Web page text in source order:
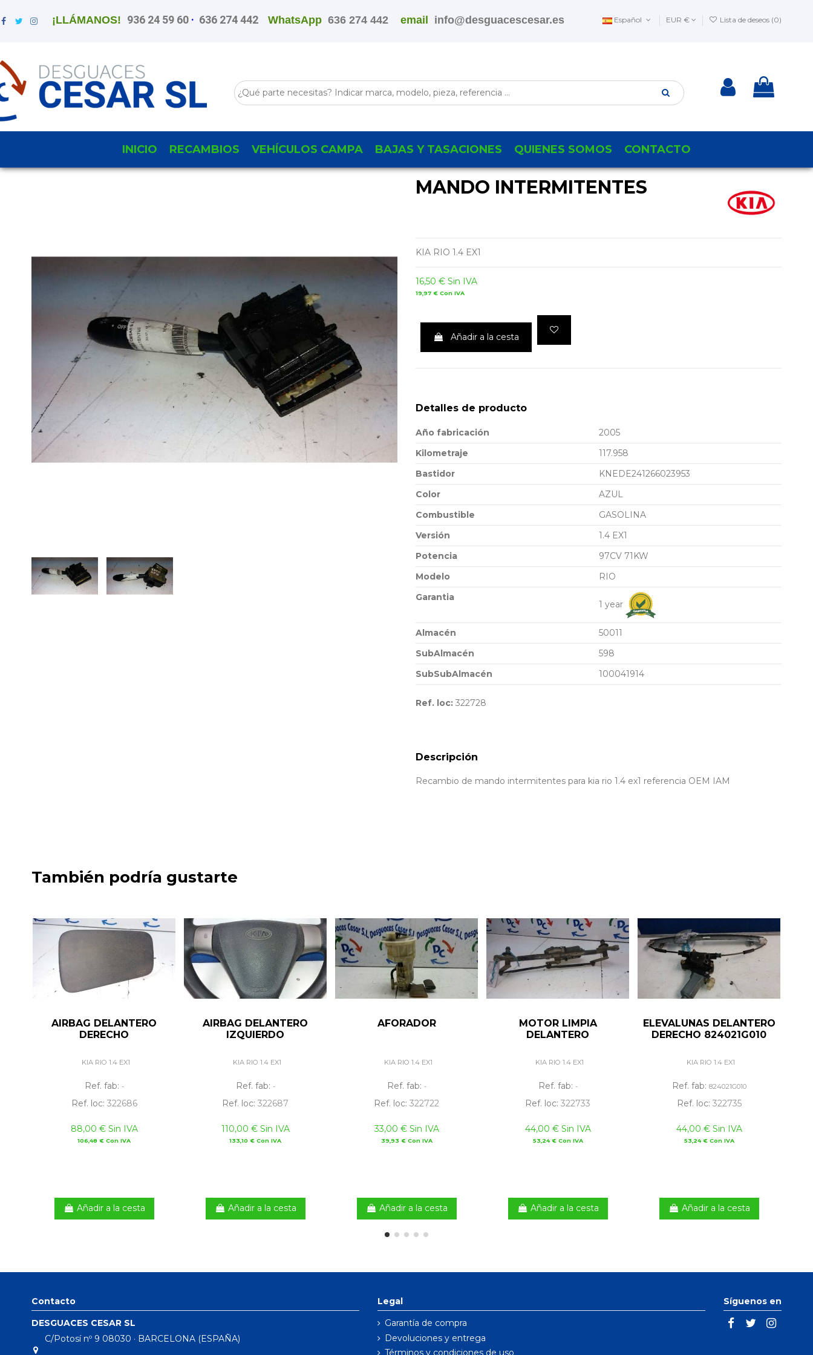
¡LLÁMANOS! 936 24 59 60 · 636 274 442 WhatsApp636 274 442 email info@desguacescesar.es Español EUR € Lista de deseos (0)
INICIO RECAMBIOS VEHÍCULOS CAMPA BAJAS Y TASACIONES QUIENES SOMOS CONTACTO
MANDO INTERMITENTES
KIA RIO 1.4 EX1
16,50 € Sin IVA
19,97 € Con IVA
Añadir a la cesta
Detalles de producto
Año fabricación
2005
Kilometraje
117.958
Bastidor
KNEDE241266023953
Color
AZUL
Combustible
GASOLINA
Versión
1.4 EX1
Potencia
97CV 71KW
Modelo
RIO
Garantia
1 year
Almacén
50011
SubAlmacén
598
SubSubAlmacén
100041914
Ref. loc: 322728
Descripción
Recambio de mando intermitentes para kia rio 1.4 ex1 referencia OEM IAM
También podría gustarte
AIRBAG DELANTERO
DERECHO
KIA RIO 1.4 EX1
Ref. fab: -
Ref. loc: 322686
88,00 € Sin IVA
106,48 € Con IVA
Añadir a la cesta
AIRBAG DELANTERO
IZQUIERDO
KIA RIO 1.4 EX1
Ref. fab: -
Ref. loc: 322687
110,00 € Sin IVA
133,10 € Con IVA
Añadir a la cesta
AFORADOR
KIA RIO 1.4 EX1
Ref. fab: -
Ref. loc: 322722
33,00 € Sin IVA
39,93 € Con IVA
Añadir a la cesta
MOTOR LIMPIA
DELANTERO
KIA RIO 1.4 EX1
Ref. fab: -
Ref. loc: 322733
44,00 € Sin IVA
53,24 € Con IVA
Añadir a la cesta
ELEVALUNAS DELANTERO
DERECHO 824021G010
KIA RIO 1.4 EX1
Ref. fab: 824021G010
Ref. loc: 322735
44,00 € Sin IVA
53,24 € Con IVA
Añadir a la cesta
Contacto
DESGUACES CESAR SL
C/Potosí nº 9 08030 · BARCELONA (ESPAÑA)
Legal
Garantía de compra
Devoluciones y entrega
Términos y condiciones de uso
Síguenos en